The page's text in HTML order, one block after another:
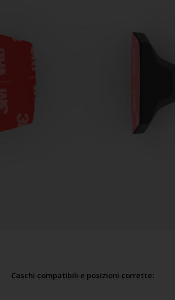
Caschi compatibili e posizioni corrette: